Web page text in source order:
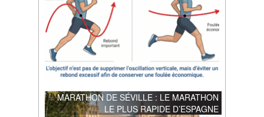
MARATHON DE SÉVILLE : LE MARATHON
LE PLUS RAPIDE D’ESPAGNE